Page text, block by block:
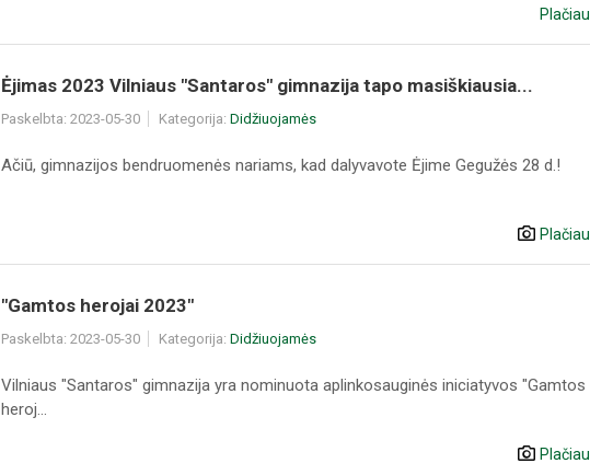
Plačiau
Ėjimas 2023 Vilniaus "Santaros" gimnazija tapo masiškiausia...
Paskelbta: 2023-05-30 Kategorija: Didžiuojamės
Ačiū, gimnazijos bendruomenės nariams, kad dalyvavote Ėjime Gegužės 28 d.!
Plačiau
"Gamtos herojai 2023"
Paskelbta: 2023-05-30 Kategorija: Didžiuojamės
Vilniaus "Santaros" gimnazija yra nominuota aplinkosauginės iniciatyvos "Gamtos
heroj...
Plačiau